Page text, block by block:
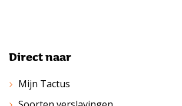
Direct naar
Mijn Tactus